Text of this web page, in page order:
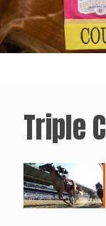
Triple